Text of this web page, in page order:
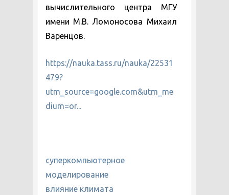
вычислительного центра МГУ
имени М.В. Ломоносова Михаил
Варенцов.
https://nauka.tass.ru/nauka/22531
479?
utm_source=google.com&utm_me
dium=or...
суперкомпьютерное
моделирование
влияние климата